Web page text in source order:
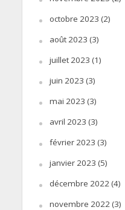
octobre 2023 (2)
août 2023 (3)
juillet 2023 (1)
juin 2023 (3)
mai 2023 (3)
avril 2023 (3)
février 2023 (3)
janvier 2023 (5)
décembre 2022(4)
novembre 2022(3)